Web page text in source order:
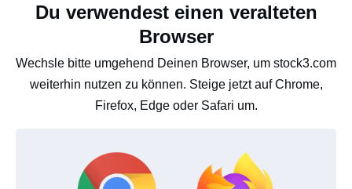
Du verwendest einen veralteten
Browser
Wechsle bitte umgehend Deinen Browser, um stock3.com
weiterhin nutzen zu können. Steige jetzt auf Chrome,
Firefox, Edge oder Safari um.